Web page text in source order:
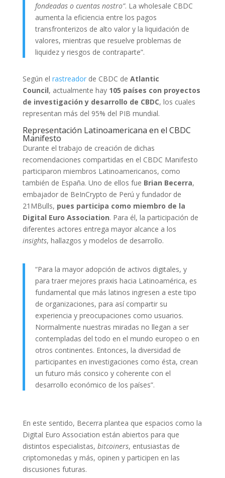
fondeadas o cuentas nostro”. La wholesale CBDC
aumenta la eficiencia entre los pagos
transfronterizos de alto valor y la liquidación de
valores, mientras que resuelve problemas de
liquidez y riesgos de contraparte”.
Según el rastreadorde CBDC de Atlantic
Council, actualmente hay 105 países con proyectos
de investigación y desarrollo de CBDC, los cuales
representan más del 95% del PIB mundial.
Representación Latinoamericana en el CBDC
Manifesto
Durante el trabajo de creación de dichas
recomendaciones compartidas en el CBDC Manifesto
participaron miembros Latinoamericanos, como
también de España. Uno de ellos fue Brian Becerra,
embajador de BeInCrypto de Perú y fundador de
21MBulls, pues participa como miembro de la
Digital Euro Association. Para él, la participación de
diferentes actores entrega mayor alcance a los
insights, hallazgos y modelos de desarrollo.
“Para la mayor adopción de activos digitales, y
para traer mejores praxis hacia Latinoamérica, es
fundamental que más latinos ingresen a este tipo
de organizaciones, para así compartir su
experiencia y preocupaciones como usuarios.
Normalmente nuestras miradas no llegan a ser
contempladas del todo en el mundo europeo o en
otros continentes. Entonces, la diversidad de
participantes en investigaciones como ésta, crean
un futuro más consico y coherente con el
desarrollo económico de los países”.
En este sentido, Becerra plantea que espacios como la
Digital Euro Association están abiertos para que
distintos especialistas, bitcoiners, entusiastas de
criptomonedas y más, opinen y participen en las
discusiones futuras.